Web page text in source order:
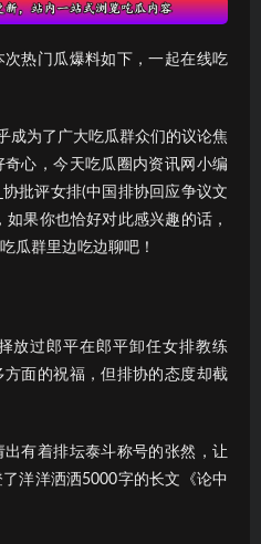
热门瓜爆料如下，一起在线吃
成为了广大吃瓜群众们的议论焦
心，今天吃瓜圈内资讯网小编
协批评女排(中国排协回应争议文
果你也恰好对此感兴趣的话，
瓜群里边吃边聊吧！
放过郎平在郎平卸任女排教练
方面的祝福，但排协的态度却截
有着排坛泰斗称号的张然，让
洋洋洒洒5000字的长文《论中